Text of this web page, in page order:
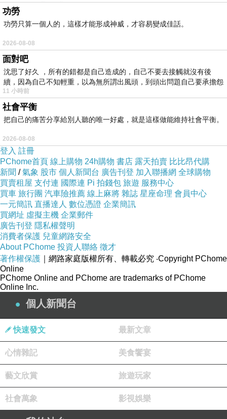
手術類別
獎金比例
骨科手術10%
軟組織重大手術10%
微創手術10%
急診手術12%
主刀醫師70%
協助手術醫師30%
例如：手術費60,000元
一般手術
60,000×8%=4,800
四、住院績效
依住院期間之醫療收入計算。
包括：
住院診察
每日巡房
打點滴
治療
住院醫療處置
計算方式：住院收入
3%
例如：住院收入25萬元
功勞
功勞只算一個人的，這樣才能形成神威，才容易變成佳話。
2026-08-08
面對吧
沈思了好久 ，所有的錯都是自己造成的，自己不要去接觸就沒有後
續，因為自己不知輕重，以為無所謂出風頭，到頭出問題自己要承擔怨
不
11 小時前
社會平衡
把自己的痛苦分享給別人聽的唯一好處，就是這樣做能維持社會平衡。
2026-08-08
登入 註冊
PChome首頁 線上購物 24h購物 書店 露天拍賣 比比昂代購
新聞 /氣象 股市 個人新聞台 廣告刊登 加入聯播網 全球購物
買賣租屋 支付連 國際連 Pi 拍錢包 旅遊 服務中心
買車 旅行團 汽車險推薦 線上麻將 雜誌 星座命理 會員中心
一元簡訊 直播達人 數位憑證 企業簡訊
買網址 虛擬主機 企業郵件
廣告刊登 隱私權聲明
消費者保護 兒童網路安全
About PChome 投資人聯絡 徵才
著作權保護 ｜網路家庭版權所有、轉載必究 ‧Copyright PChome
Online
PChome Online and PChome are trademarks of PChome
Online Inc.
個人新聞台
快速發文 最新文章
心情雜記 美食饗宴
藝文欣賞 旅遊玩家
社會萬象 影視娛樂